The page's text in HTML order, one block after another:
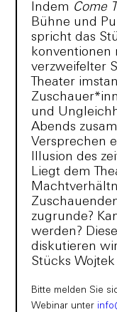
Indem Come
Bühne und
spricht das
konventionen
verzweifelter
Theater
und
Abends
Versprechen
Illusion des
Liegt dem
zugrunde?
werden?
diskutieren
Stücks
Bitte melden Sie
Webinar unter